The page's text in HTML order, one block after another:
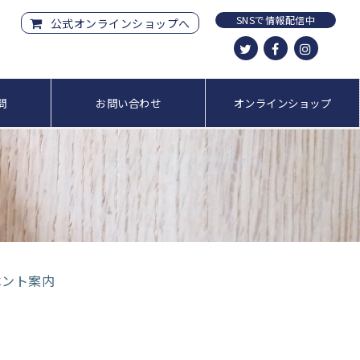
公式オンラインショップへ SNSで情報配信中
お問い合わせ オンラインショップ